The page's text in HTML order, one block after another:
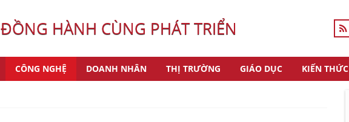
ĐỒNG HÀNH CÙNG PHÁT TRIỂN
CÔNG NGHỆ DOANH NHÂN THỊ TRƯỜNG GIÁO DỤC KIẾN THỨC